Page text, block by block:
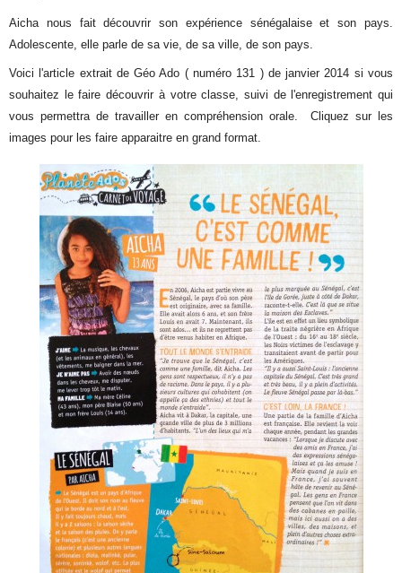
Aicha nous fait découvrir son expérience sénégalaise et son pays.
Adolescente, elle parle de sa vie, de sa ville, de son pays.
Voici l'article extrait de Géo Ado ( numéro 131 ) de janvier 2014 si vous
souhaitez le faire découvrir à votre classe, suivi de l'enregistrement qui
vous permettra de travailler en compréhension orale. Cliquez sur les
images pour les faire apparaitre en grand format.